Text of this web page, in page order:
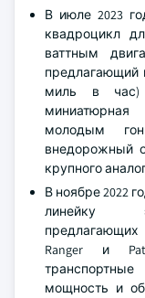
В июле 2023
квадроцикл
ваттным
предлагающий
миль в час)
миниатюрная
молодым
внедорожный
крупного
В ноябре 2022
линейку
предлагающих
Ranger и
мощность и